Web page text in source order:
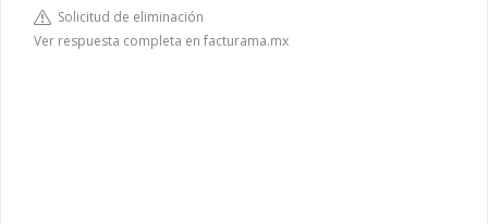
Solicitud de eliminación
Ver respuesta completa en facturama.mx